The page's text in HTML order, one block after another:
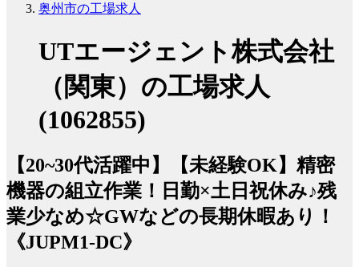
奥州市の工場求人
UTエージェント株式会社
（関東）の工場求人
(1062855)
【20~30代活躍中】【未経験OK】精密
機器の組立作業！日勤×土日祝休み♪残
業少なめ☆GWなどの長期休暇あり！
《JUPM1-DC》